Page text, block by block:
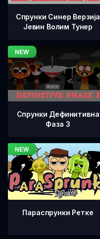
Спрунки Синер Верзија
Јевин Волим Тунер
Спрунки Дефинитивна
Фаза 3
Параспрунки Ретке